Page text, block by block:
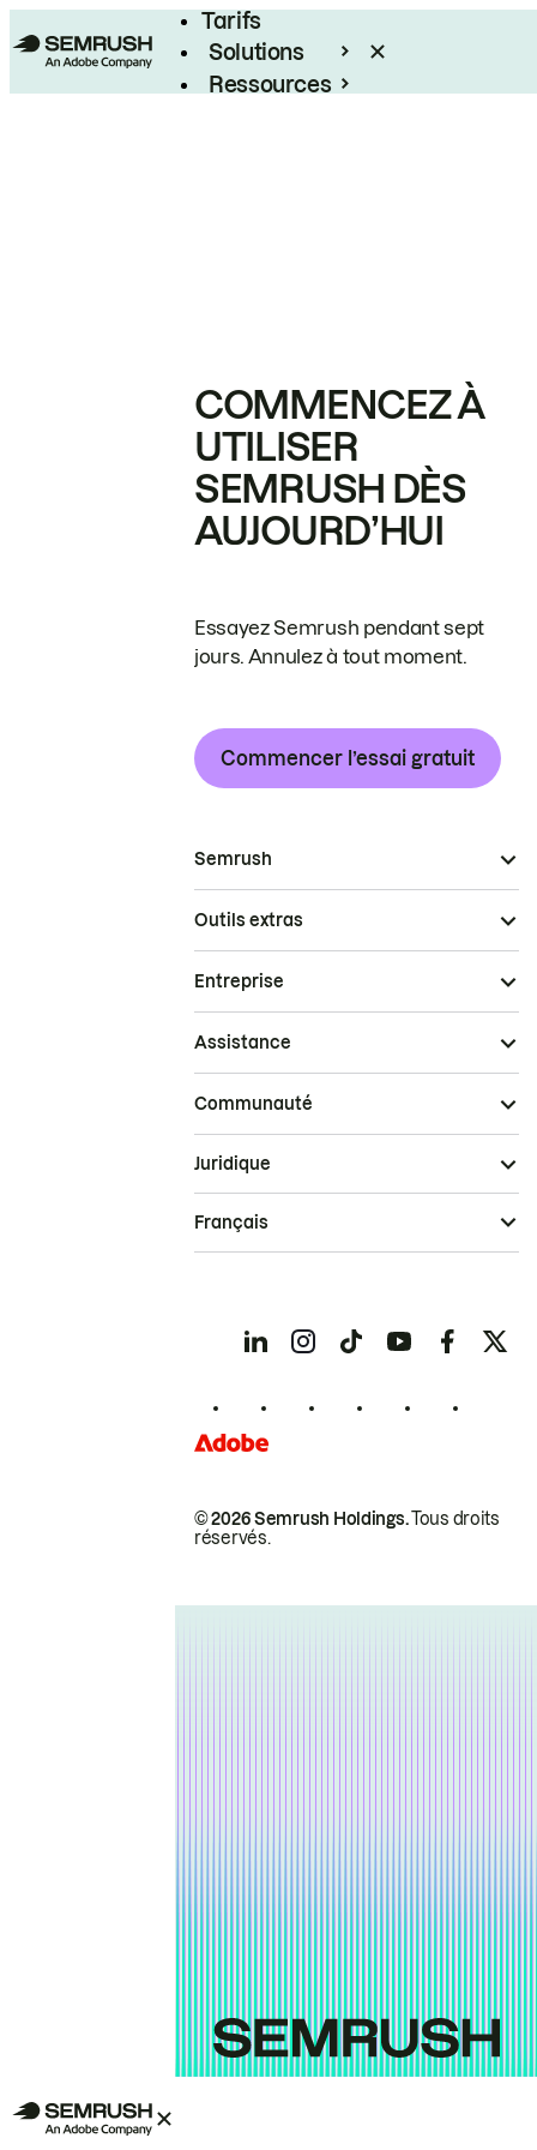
Tarifs
Solutions
Ressources
COMMENCEZ À
UTILISER
SEMRUSH DÈS
AUJOURD’HUI
Essayez Semrush pendant sept
jours. Annulez à tout moment.
Commencer l’essai gratuit
Semrush
Outils extras
Entreprise
Assistance
Communauté
© 2026 Semrush Holdings.Tous droits
réservés.
Juridique
Français